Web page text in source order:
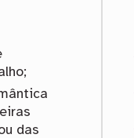
das